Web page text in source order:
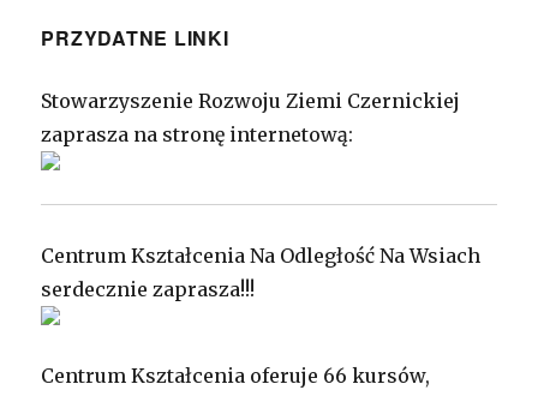
PRZYDATNE LINKI
Stowarzyszenie Rozwoju Ziemi Czernickiej
zaprasza na stronę internetową:
Centrum Kształcenia Na Odległość Na Wsiach
serdecznie zaprasza!!!
Centrum Kształcenia oferuje 66 kursów,